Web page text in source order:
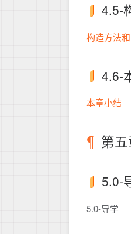
4.5-
构造方法
4.6-
本章小结
第
5.0-
5.0-导学